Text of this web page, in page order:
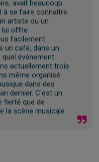
avait beaucoup
à se faire connaître.
artiste ou un
lui offre
facilement
un café, dans un
événement
actuellement trois
même organisé
dans des
dernier. C'est un
fierté que de
la scène musicale